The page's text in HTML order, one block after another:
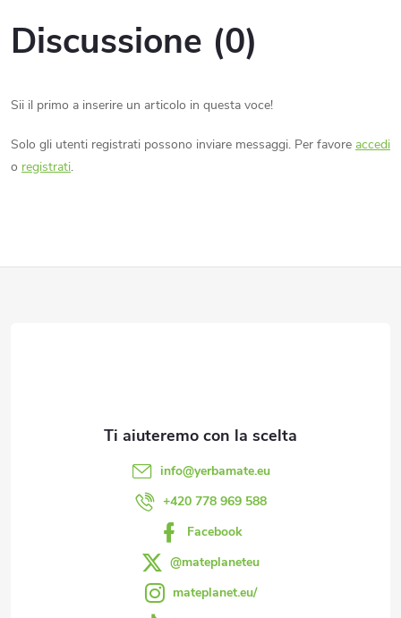
Discussione (0)
Sii il primo a inserire un articolo in questa voce!
Solo gli utenti registrati possono inviare messaggi. Per favore accedi
o registrati.
info@yerbamate.eu
+420 778 969 588
Facebook
@mateplaneteu
mateplanet.eu/